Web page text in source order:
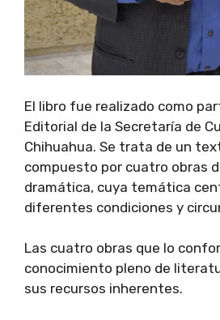
El libro fue realizado como
Editorial de la Secretaría de
Chihuahua. Se trata de un
compuesto por cuatro obras
dramática, cuya temática
diferentes condiciones y
Las cuatro obras que lo
conocimiento pleno de
sus recursos inherentes.